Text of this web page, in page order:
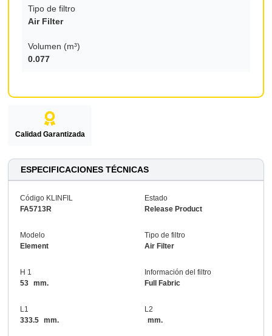
Tipo de filtro
Air Filter
Volumen (m³)
0.077
Calidad Garantizada
ESPECIFICACIONES TÉCNICAS
Código KLINFIL
FA5713R
Estado
Release Product
Modelo
Element
Tipo de filtro
Air Filter
H 1
53 mm.
Información del filtro
Full Fabric
L1
333.5 mm.
L2
mm.